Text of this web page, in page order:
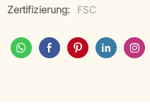
Zertifizierung:
FSC